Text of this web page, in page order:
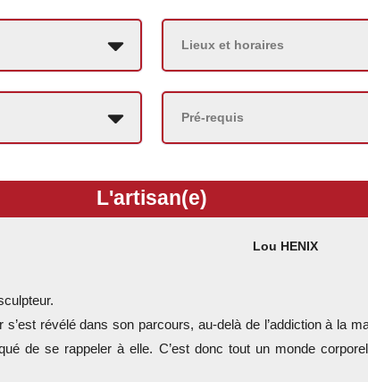
Lieux et horaires
Pré-requis
L'artisan(e)
Lou HENIX
s’est révélé dans son parcours, au-delà de l’addiction à la
de se rappeler à elle. C’est donc tout un monde